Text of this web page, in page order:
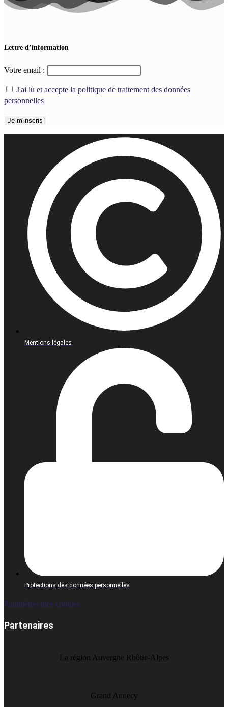
Lettre d’information
Votre email :
J'ai lu et accepte la politique de traitement des données
personnelles
Mentions légales
Protections des données personnelles
Paramétrer mes cookies
Partenaires
La région Auvergne Rhône-Alpes
Grand Annecy